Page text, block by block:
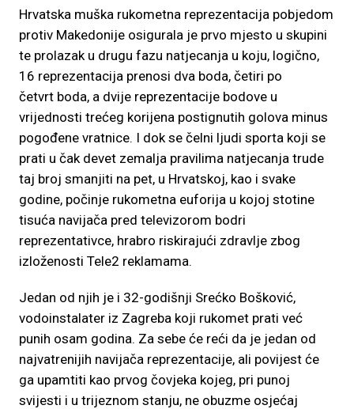
Hrvatska muška rukometna reprezentacija pobjedom
protiv Makedonije osigurala je prvo mjesto u skupini
te prolazak u drugu fazu natjecanja u koju, logično,
16 reprezentacija prenosi dva boda, četiri po
četvrt boda, a dvije reprezentacije bodove u
vrijednosti trećeg korijena postignutih golova minus
pogođene vratnice. I dok se čelni ljudi sporta koji se
prati u čak devet zemalja pravilima natjecanja trude
taj broj smanjiti na pet, u Hrvatskoj, kao i svake
godine, počinje rukometna euforija u kojoj stotine
tisuća navijača pred televizorom bodri
reprezentativce, hrabro riskirajući zdravlje zbog
izloženosti Tele2 reklamama.
Jedan od njih je i 32-godišnji Srećko Bošković,
vodoinstalater iz Zagreba koji rukomet prati već
punih osam godina. Za sebe će reći da je jedan od
najvatrenijih navijača reprezentacije, ali povijest će
ga upamtiti kao prvog čovjeka kojeg, pri punoj
svijesti i u trijeznom stanju, ne obuzme osjećaj